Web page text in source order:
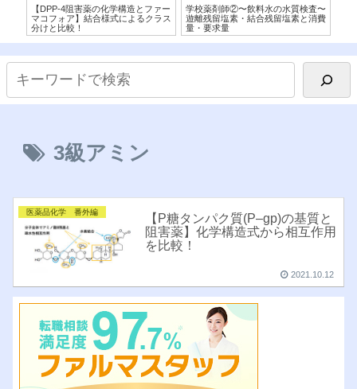
【DPP-4阻害薬の化学構造とファー
マコフォア】結合様式によるクラス
分けと比較！
学校薬剤師②〜飲料水の水質検査〜
遊離残留塩素・結合残留塩素と消費
量・要求量
3級アミン
医薬品化学 番外編
【P糖タンパク質(P–gp)の基質と
阻害薬】化学構造式から相互作用
を比較！
2021.10.12